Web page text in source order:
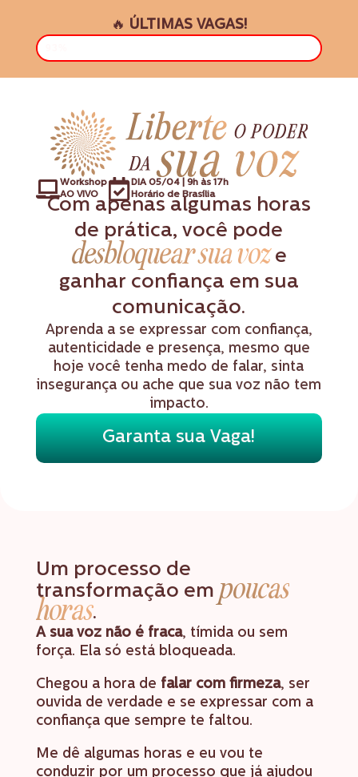
🔥 ÚLTIMAS VAGAS!
Workshop
AO VIVO
DIA 05/04 | 9h às 17h
Horário de Brasília
Com apenas algumas horas
de prática, você pode
desbloquear sua voze
ganhar confiança em sua
comunicação.
Aprenda a se expressar com confiança,
autenticidade e presença, mesmo que
hoje você tenha medo de falar, sinta
insegurança ou ache que sua voz não tem
impacto.
Garanta sua Vaga!
Um processo de
transformação em poucas
horas.
A sua voz não é fraca, tímida ou sem
força. Ela só está bloqueada.
Chegou a hora de falar com firmeza, ser
ouvida de verdade e se expressar com a
confiança que sempre te faltou.
Me dê algumas horas e eu vou te
conduzir por um processo que já ajudou